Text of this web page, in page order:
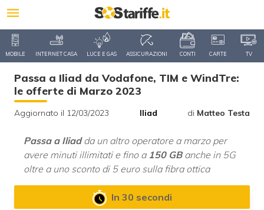
MOBILE INTERNET CASA LUCE E GAS ASSICURAZIONI CONTI CARTE TV
Passa a Iliad da Vodafone, TIM e WindTre:
le offerte di Marzo 2023
Aggiornato il 12/03/2023 Iliad di Matteo Testa
Passa a Iliadda un altro operatore a marzo per
avere minuti illimitati e fino a 150 GBanche in 5G
oltre a uno sconto di 5 euro sulla fibra ottica
In 30 secondi